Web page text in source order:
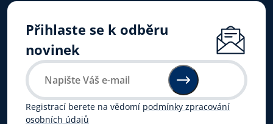
Přihlaste se k odběru
novinek
Registrací berete na vědomí podmínky zpracování
osobních údajů